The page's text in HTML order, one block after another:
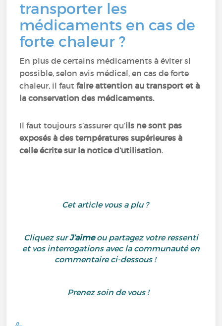
transporter les
médicaments en cas de
forte chaleur ?
En plus de certains médicaments à éviter si
possible, selon avis médical, en cas de forte
chaleur, il fautfaire attention au transport et à
la conservation des médicaments.
Il faut toujours s’assurer qu’ils ne sont pas
exposés à des températures supérieures à
celle écrite sur la notice d’utilisation.
Cet article vous a plu ?
Cliquez surJ’aimeou partagez votre ressenti
et vos interrogations avec la communauté en
commentaire ci-dessous !
Prenez soin de vous !